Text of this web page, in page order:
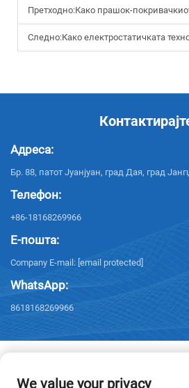
Претходно:Како прашок-покривачкиот пистолет за прскање
Следно:Како електростатичката технологија го подобрува ефикасноста на
Адреса:
Бр. 88, патот Јуанјуан, град Дая, град
Телефон:
+86-18168269966
Е-пошта:
Company E-mail: [email protected]
WhatsApp:
8618168269966
We value your privacy